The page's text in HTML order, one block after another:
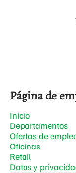
Página de
Inicio
Departamentos
Ofertas de
Oficinas
Retail
Datos y